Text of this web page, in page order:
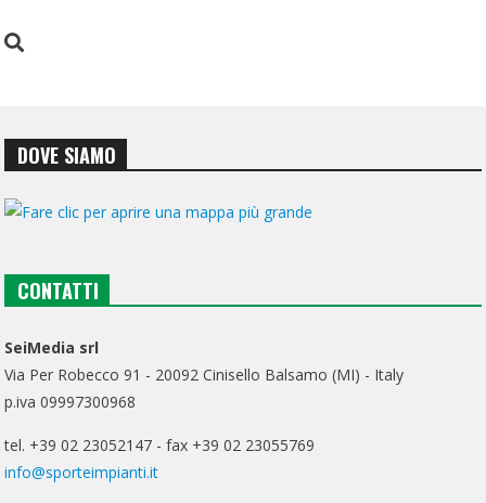
DOVE SIAMO
CONTATTI
SeiMedia srl
Via Per Robecco 91 - 20092 Cinisello Balsamo (MI) - Italy
p.iva 09997300968
tel. +39 02 23052147 - fax +39 02 23055769
info@sporteimpianti.it